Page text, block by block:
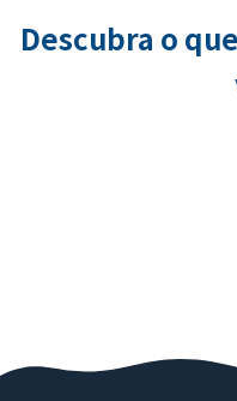
Descubra o